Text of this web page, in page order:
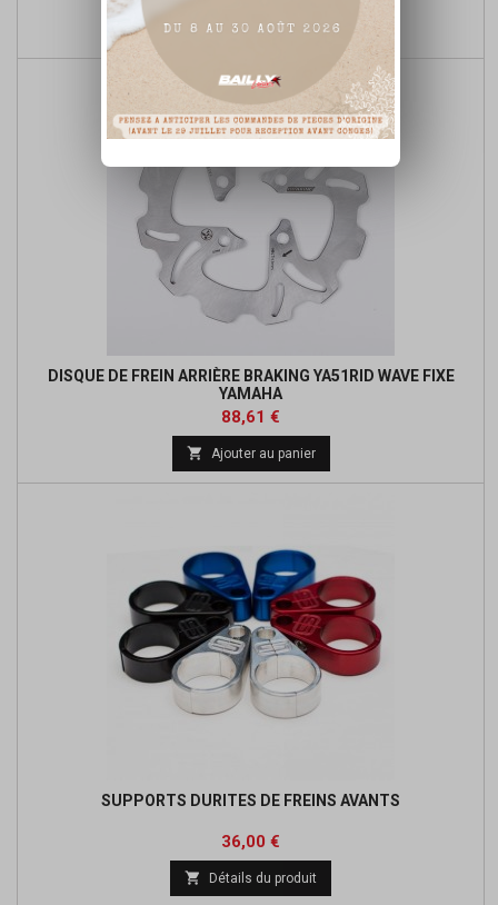
de
 Ajouter au panier
DISQUE DE FREIN ARRIÈRE BRAKING YA51RID WAVE FIXE
YAMAHA
Prix
88,61 €
base
 Ajouter au panier
SUPPORTS DURITES DE FREINS AVANTS
Prix
36,00 €
base
 Détails du produit